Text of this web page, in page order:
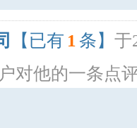
【已有 1 条】 于
对他的一条点